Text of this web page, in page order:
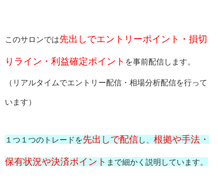
このサロンでは先出しでエントリーポイント・損切
りライン・利益確定ポイント を事前配信します。
（リアルタイムでエントリー配信・相場分析配信を行って
います）
１つ１つのトレードを先出しで配信し、 根拠や手法・
保有状況や決済ポイント まで細かく説明しています。